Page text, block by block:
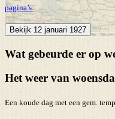
pagina’s.
Bekijk 12 januari 1927
Wat gebeurde er op
Het weer van
Een koude dag met een gem.